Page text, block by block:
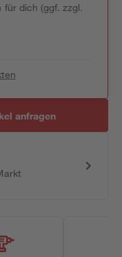
dich (ggf. zzgl.
anfragen